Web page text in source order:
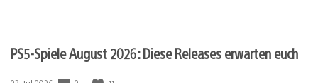
PS5-Spiele August 2026: Diese Releases erwarten euch